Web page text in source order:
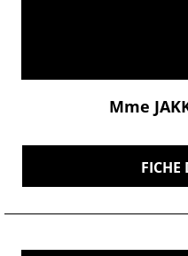
Mme
FICHE